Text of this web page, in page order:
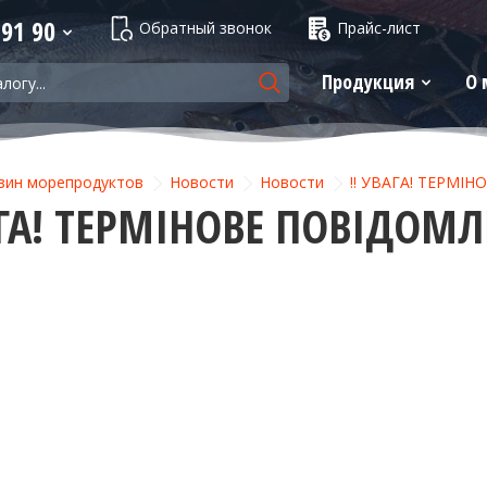
90 Обратный звонок Прайс-лист
Продукция О
морепродуктов Новости Новости ‼️ УВАГА!
ТЕРМІНОВЕ